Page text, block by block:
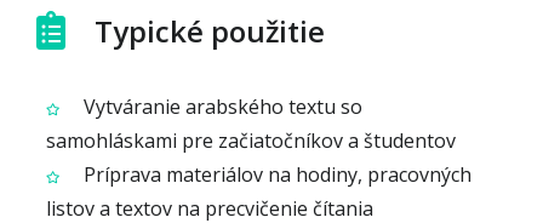
Typické použitie
Vytváranie arabského textu so
samohláskami pre začiatočníkov a študentov
Príprava materiálov na hodiny, pracovných
listov a textov na precvičenie čítania